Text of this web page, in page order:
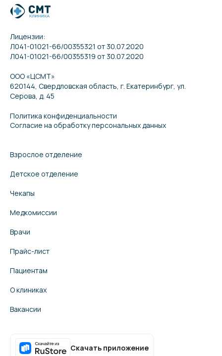
Лицензии:
Л041-01021-66/00355321 от 30.07.2020
Л041-01021-66/00355319 от 30.07.2020
ООО «ЦСМТ»
620144, Свердловская область, г. Екатеринбург, ул.
Серова, д. 45
Политика конфиденциальности
Согласие на обработку персональных данных
Взрослое отделение
Детское отделение
Чекапы
Медкомиссии
Врачи
Прайс-лист
Пациентам
О клиниках
Вакансии
Скачать приложение